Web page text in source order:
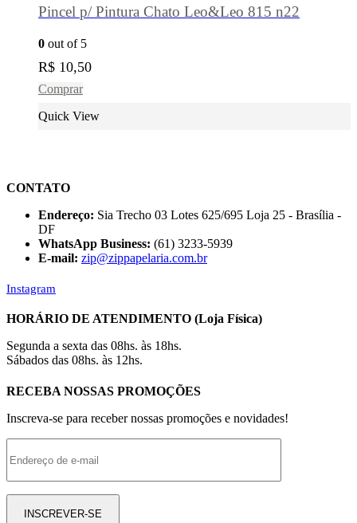
Pincel p/ Pintura Chato Leo&Leo 815 n22
0 out of 5
R$ 10,50
Comprar
Quick View
CONTATO
Endereço: Sia Trecho 03 Lotes 625/695 Loja 25 - Brasília -
DF
WhatsApp Business: (61) 3233-5939
E-mail: zip@zippapelaria.com.br
Instagram
HORÁRIO DE ATENDIMENTO (Loja Física)
Segunda a sexta das 08hs. às 18hs.
Sábados das 08hs. às 12hs.
RECEBA NOSSAS PROMOÇÕES
Inscreva-se para receber nossas promoções e novidades!